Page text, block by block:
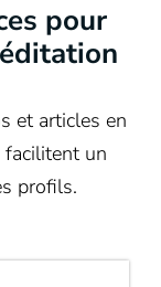
pour
et articles en
facilitent un
profils.